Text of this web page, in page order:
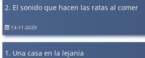
2. El sonido que hacen las ratas al comer
13-11-2020
1. Una casa en la lejanía